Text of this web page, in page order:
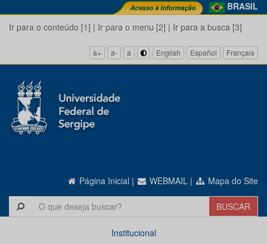
BRASIL
Ir para o conteúdo [1] | Ir para o menu [2] | Ir para a busca [3]
a+ a- a English Español Français
Página Inicial | WEBMAIL | Mapa do Site
Institucional